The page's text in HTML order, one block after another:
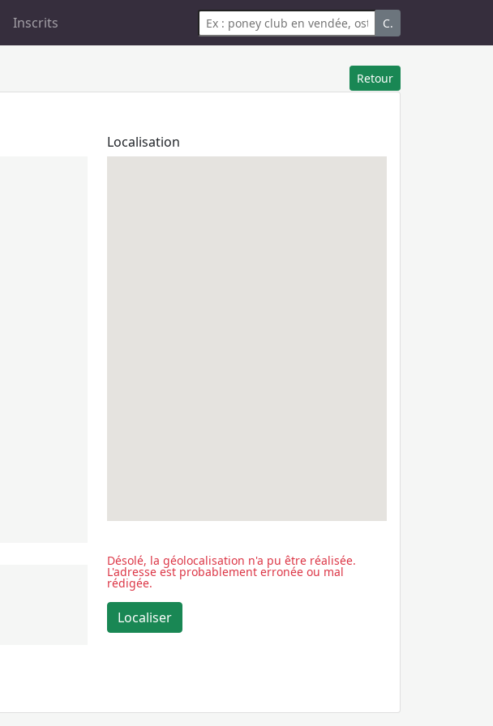
Inscrits C.
Retour
Localisation
Désolé, la géolocalisation n'a pu être réalisée.
L'adresse est probablement erronée ou mal
rédigée.